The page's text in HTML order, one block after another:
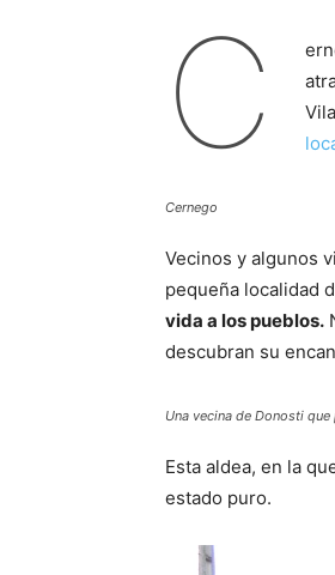
C
Cernego
Vecinos y algunos
pequeña localidad
vida a los pueblos.
descubran su
Una vecina de Donosti
Esta aldea, en la
estado puro.